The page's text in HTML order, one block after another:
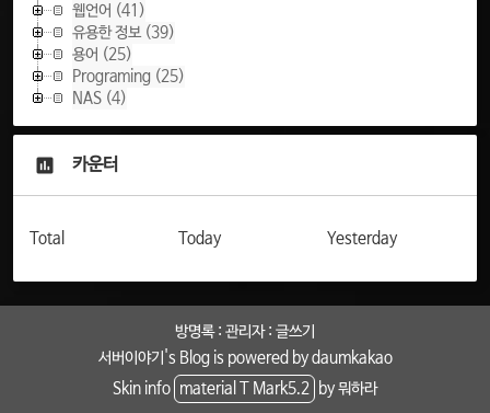
웹언어 (41)
유용한 정보(39)
용어 (25)
Programing (25)
NAS (4)
카운터
Total Today Yesterday
방명록: 관리자: 글쓰기
서버이야기 's Blog is powered bydaumkakao
Skin info material T Mark5.2 by 뭐하라